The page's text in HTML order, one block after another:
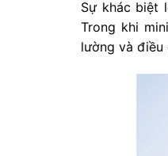
Sự khác biệt
Trong khi
lường và điều